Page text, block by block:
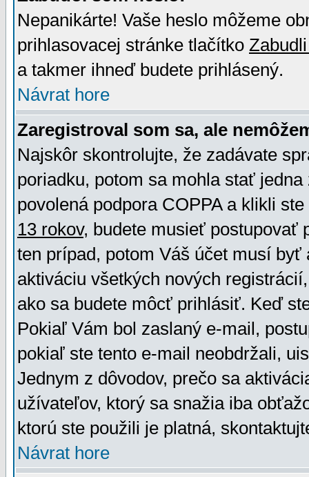
Nepanikárte! Vaše heslo môžeme
prihlasovacej stránke tlačítko
a takmer ihneď budete prihlásený.
Návrat hore
Zaregistroval som sa, ale
Najskôr skontrolujte, že zadávate
poriadku, potom sa mohla stať
povolená podpora COPPA a klikli
13 rokov, budete musieť postupovať
ten prípad, potom Váš účet musí
aktiváciu všetkých nových
ako sa budete môcť prihlásiť. Keď
Pokiaľ Vám bol zaslaný e-mail,
pokiaľ ste tento e-mail neobdržali,
Jednym z dôvodov, prečo sa
užívateľov, ktorý sa snažia iba
ktorú ste použili je platná,
Návrat hore